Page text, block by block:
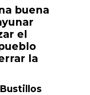
buena
el
la